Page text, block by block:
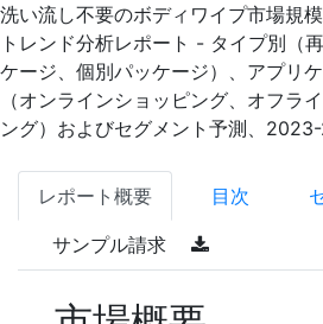
洗い流し不要のボディワイプ市場規模
トレンド分析レポート - タイプ別（
ケージ、個別パッケージ）、アプリ
（オンラインショッピング、オフラ
ング）およびセグメント予測、
レポート概要 目次
サンプル請求